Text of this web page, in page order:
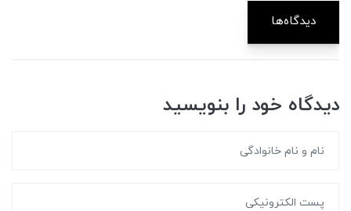
دیدگاه‌ها
دیدگاه خود را بنویسید